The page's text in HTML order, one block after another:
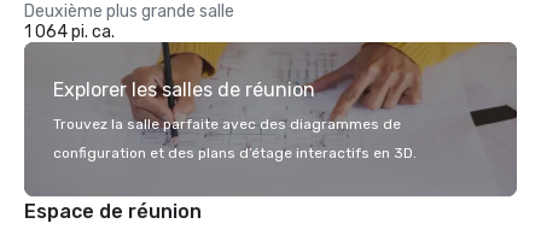
Deuxième plus grande salle
1 064 pi. ca.
Explorer les salles de réunion
Trouvez la salle parfaite avec des diagrammes de
configuration et des plans d’étage interactifs en 3D.
Espace de réunion